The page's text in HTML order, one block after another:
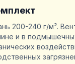
200-240 г/м².
и в